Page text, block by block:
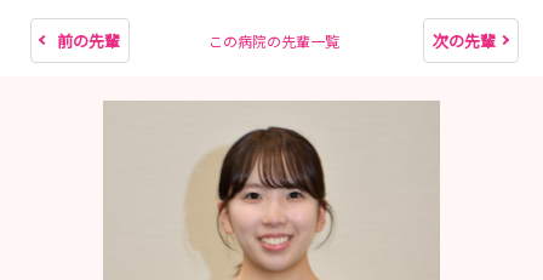
7月31日（金） 13：30～16：00 終了済
8月開催 8月は毎週木、金、土曜日に開催！
8月1日 13：30～16：00 終了済
8月6，7，8日 13：30～16：00
8月13，14，15日 13：30～16：00
8月20，21，22日 13：30～16：00
8月27，28，29日 13：30～16：00
前の先輩 この病院の先輩一覧 次の先輩